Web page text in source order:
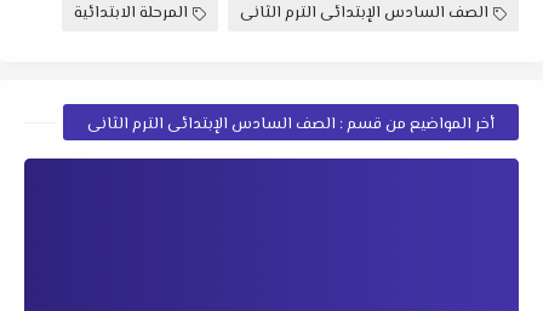
الصف السادس الإبتدائى الترم الثانى المرحلة الابتدائية
أخر المواضيع من قسم : الصف السادس الإبتدائى الترم الثانى